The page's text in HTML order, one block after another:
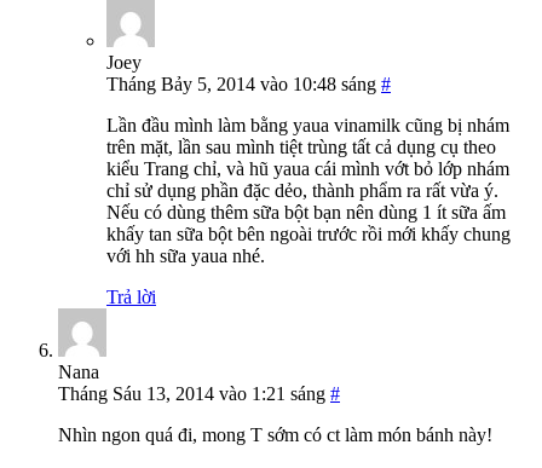
Joey
Tháng Bảy 5, 2014 vào 10:48 sáng #
Lần đầu mình làm bằng yaua vinamilk cũng bị nhám
trên mặt, lần sau mình tiệt trùng tất cả dụng cụ theo
kiểu Trang chỉ, và hũ yaua cái mình vớt bỏ lớp nhám
chỉ sử dụng phần đặc dẻo, thành phẩm ra rất vừa ý.
Nếu có dùng thêm sữa bột bạn nên dùng 1 ít sữa ấm
khấy tan sữa bột bên ngoài trước rồi mới khấy chung
với hh sữa yaua nhé.
Trả lời
Nana
Tháng Sáu 13, 2014 vào 1:21 sáng #
Nhìn ngon quá đi, mong T sớm có ct làm món bánh này!